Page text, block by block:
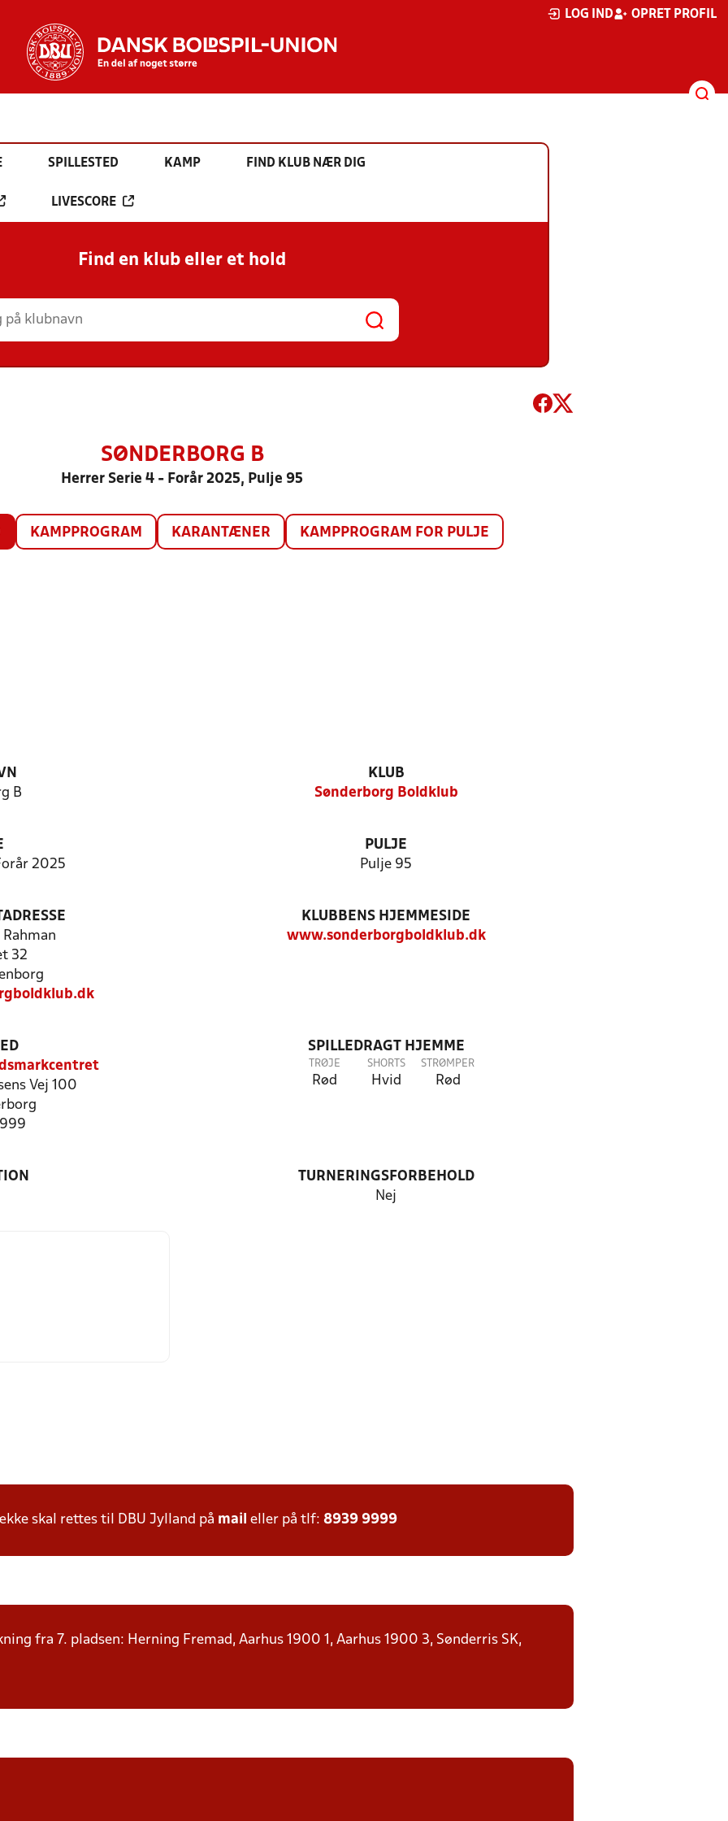
LOG IND OPRET PROFIL
SPILLESTED KAMP FIND KLUB NÆR DIG
LIVESCORE
Find en klub eller et hold
SØNDERBORG B
Herrer Serie 4 - Forår 2025, Pulje 95
KAMPPROGRAM KARANTÆNER KAMPPROGRAM FOR PULJE
B
KLUB
Sønderborg Boldklub
2025
PULJE
Pulje 95
32
KLUBBENS HJEMMESIDE
www.sonderborgboldklub.dk
Vej 100
SPILLEDRAGT HJEMME
TRØJE
Rød
SHORTS
Hvid
STRØMPER
Rød
TURNERINGSFORBEHOLD
Nej
skal rettes til DBU Jylland på mail eller på tlf: 8939 9999
fra 7. pladsen: Herning Fremad, Aarhus 1900 1, Aarhus 1900 3, Sønderris SK,